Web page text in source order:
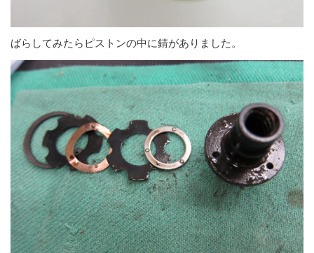
ばらしてみたらピストンの中に錆がありました。